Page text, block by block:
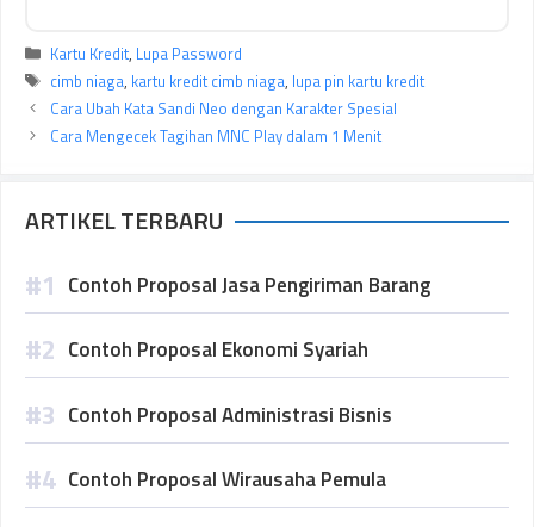
Kategori
Kartu Kredit, Lupa Password
Tag
cimb niaga, kartu kredit cimb niaga, lupa pin kartu kredit
Cara Ubah Kata Sandi Neo dengan Karakter Spesial
Cara Mengecek Tagihan MNC Play dalam 1 Menit
ARTIKEL TERBARU
Contoh Proposal Jasa Pengiriman Barang
Contoh Proposal Ekonomi Syariah
Contoh Proposal Administrasi Bisnis
Contoh Proposal Wirausaha Pemula